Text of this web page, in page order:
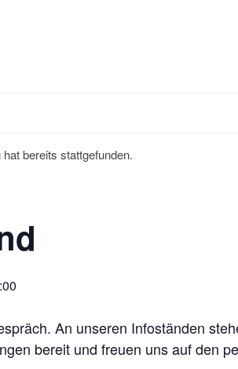
bereits stattgefunden.
An unseren Infoständen
bereit und freuen uns auf den